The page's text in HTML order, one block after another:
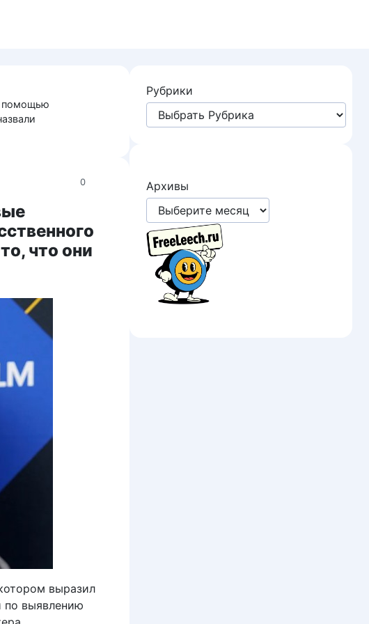
помощью
0
что они
выразил
по выявлению
Рубрики
Архивы